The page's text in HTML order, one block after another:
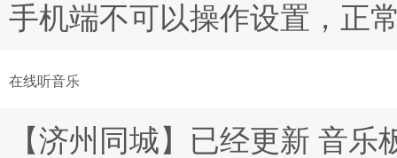
手机端不可以操作设置，正
在线听音乐
【济州同城】已经更新 音